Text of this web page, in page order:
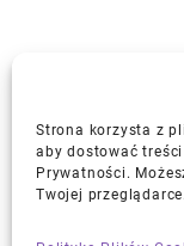
Strona korzysta z
aby dostować
Prywatności.
Twojej przeglądarce.